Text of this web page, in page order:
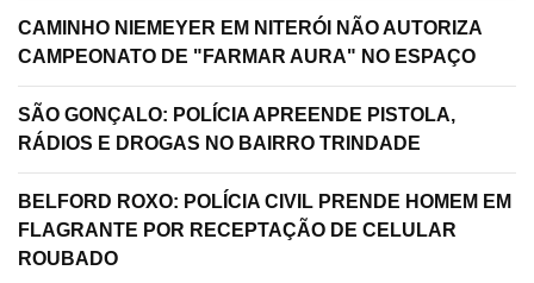
CAMINHO NIEMEYER EM NITERÓI NÃO AUTORIZA
CAMPEONATO DE "FARMAR AURA" NO ESPAÇO
SÃO GONÇALO: POLÍCIA APREENDE PISTOLA,
RÁDIOS E DROGAS NO BAIRRO TRINDADE
BELFORD ROXO: POLÍCIA CIVIL PRENDE HOMEM EM
FLAGRANTE POR RECEPTAÇÃO DE CELULAR
ROUBADO